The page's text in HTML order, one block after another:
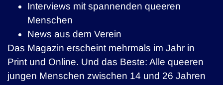
Interviews mit spannenden queeren
Menschen
News aus dem Verein
Das Magazin erscheint mehrmals im Jahr in
Print und Online. Und das Beste: Alle queeren
jungen Menschen zwischen 14 und 26 Jahren